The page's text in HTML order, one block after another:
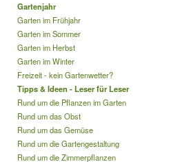
Gartenjahr
Garten im Frühjahr
Garten im Sommer
Garten im Herbst
Garten im Winter
Freizeit - kein Gartenwetter?
Tipps & Ideen - Leser für Leser
Rund um die Pflanzen im Garten
Rund um das Obst
Rund um das Gemüse
Rund um die Gartengestaltung
Rund um die Zimmerpflanzen